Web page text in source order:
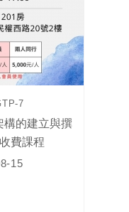
7
構的建立與撰
費課程
15